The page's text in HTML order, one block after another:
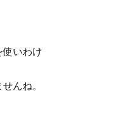
いわけ
んね。